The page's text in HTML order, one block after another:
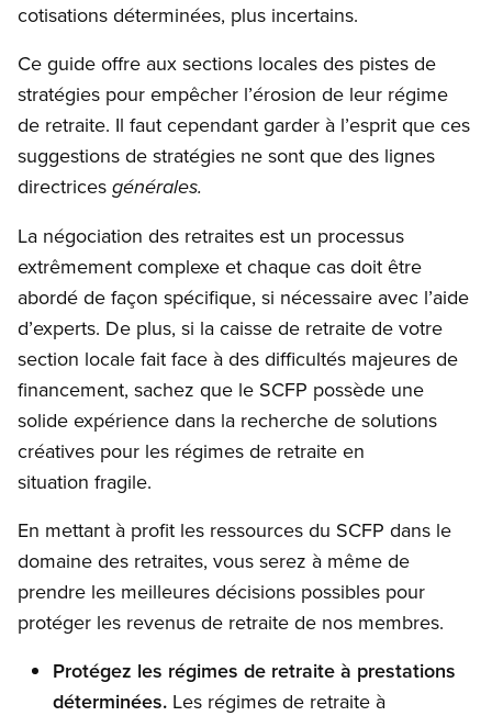
cotisations déterminées, plus incertains.
Ce guide offre aux sections locales des pistes de
stratégies pour empêcher l’érosion de leur régime
de retraite. Il faut cependant garder à l’esprit que ces
suggestions de stratégies ne sont que des lignes
directrices générales.
La négociation des retraites est un processus
extrêmement complexe et chaque cas doit être
abordé de façon spécifique, si nécessaire avec l’aide
d’experts. De plus, si la caisse de retraite de votre
section locale fait face à des difficultés majeures de
financement, sachez que le SCFP possède une
solide expérience dans la recherche de solutions
créatives pour les régimes de retraite en
situation fragile.
En mettant à profit les ressources du SCFP dans le
domaine des retraites, vous serez à même de
prendre les meilleures décisions possibles pour
protéger les revenus de retraite de nos membres.
Protégez les régimes de retraite à prestations
déterminées. Les régimes de retraite à